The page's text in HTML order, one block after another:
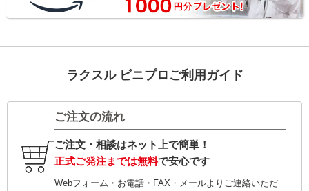
ラクスル ビニプロご利用ガイド
ご注文の流れ
ご注文・相談はネット上で簡単！
正式ご発注までは無料で安心です
Webフォーム・お電話・FAX・メールよりご連絡いただ